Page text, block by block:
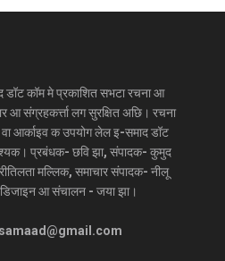
डॉट कॉम मे प्रकाशित सभटा रचना आ
आ संग्रहकर्त्ता लग सुरक्षित अछि। रचना
आर्काइव क उपयोग लेल इ-समाद डॉट
प्रबंधक- छवि झा, संपादक- कुमुद
मल्लिक, समाचार संपादक- नीलू
आ संचालन - जया झा।